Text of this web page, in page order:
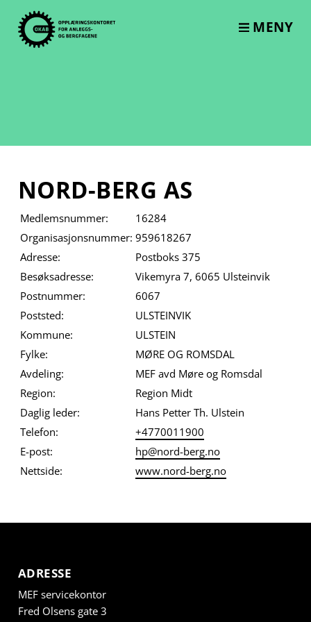
content
MENY
NORD-BERG AS
Medlemsnummer:
16284
Organisasjonsnummer: 959618267
Adresse:
Postboks 375
Besøksadresse:
Vikemyra 7, 6065 Ulsteinvik
Postnummer:
6067
Poststed:
ULSTEINVIK
Kommune:
ULSTEIN
Fylke:
MØRE OG ROMSDAL
Avdeling:
MEF avd Møre og Romsdal
Region:
Region Midt
Daglig leder:
Hans Petter Th. Ulstein
Telefon:
+4770011900
E-post:
hp@nord-berg.no
Nettside:
www.nord-berg.no
ADRESSE
MEF servicekontor
Fred Olsens gate 3